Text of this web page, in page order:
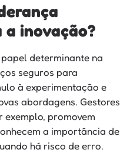
inovação?
determinante na
seguros para
à experimentação e
abordagens. Gestores
exemplo, promovem
a importância de
há risco de erro.